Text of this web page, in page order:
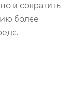
и сократить
более